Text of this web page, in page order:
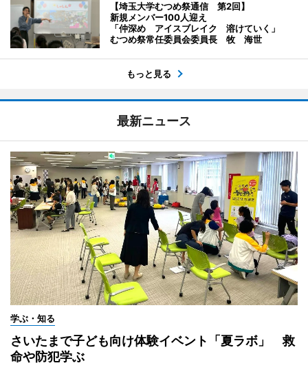
【埼玉大学むつめ祭通信 第2回】
新規メンバー100人迎え
「仲深め アイスブレイク 溶けていく」
むつめ祭常任委員会委員長 牧 海世
もっと見る
最新ニュース
学ぶ・知る
さいたまで子ども向け体験イベント「夏ラボ」 救
命や防犯学ぶ